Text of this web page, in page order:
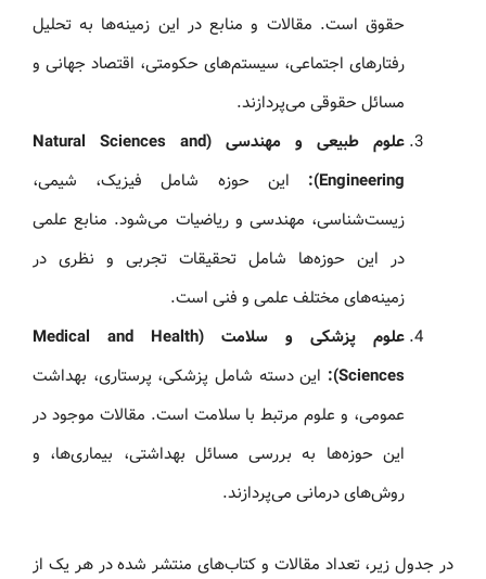
حقوق است. مقالات و منابع در این زمینه‌ها به تحلیل
رفتارهای اجتماعی، سیستم‌های حکومتی، اقتصاد جهانی و
مسائل حقوقی می‌پردازند.
علوم طبیعی و مهندسی (Natural Sciences and
Engineering):
این حوزه شامل فیزیک، شیمی،
زیست‌شناسی، مهندسی و ریاضیات می‌شود. منابع علمی
در این حوزه‌ها شامل تحقیقات تجربی و نظری در
زمینه‌های مختلف علمی و فنی است.
علوم پزشکی و سلامت (Medical and Health
Sciences):
این دسته شامل پزشکی، پرستاری، بهداشت
عمومی، و علوم مرتبط با سلامت است. مقالات موجود در
این حوزه‌ها به بررسی مسائل بهداشتی، بیماری‌ها، و
روش‌های درمانی می‌پردازند.
در جدول زیر، تعداد مقالات و کتاب‌های منتشر شده در هر یک از